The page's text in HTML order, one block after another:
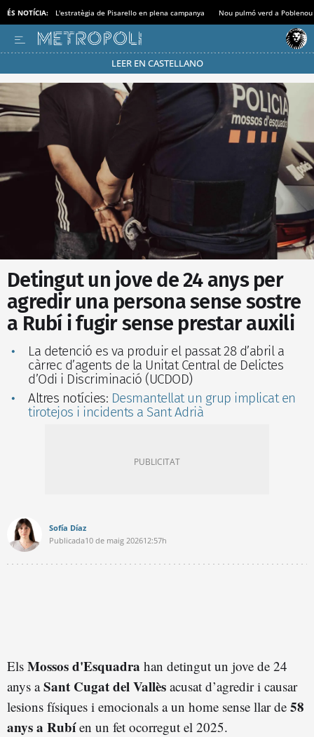
ÉS NOTÍCIA: L'estratègia de Pisarello en plena campanya Nou pulmó verd a Poblenou
LEER EN CASTELLANO
Passa’t al mode estalvi
Detingut un jove de 24 anys per
agredir una persona sense sostre
a Rubí i fugir sense prestar auxili
La detenció es va produir el passat 28 d’abril a
càrrec d’agents de la Unitat Central de Delictes
d’Odi i Discriminació (UCDOD)
Altres notícies: Desmantellat un grup implicat en
tirotejos i incidents a Sant Adrià
Sofía Díaz
Publicada10 de maig 202612:57h
Els Mossos d'Esquadra han detingut un jove de 24
anys aSant Cugat del Vallès acusat d’agredir i causar
lesions físiques i emocionals a un home sense llar de 58
anys a Rubíen un fet ocorregut el 2025.